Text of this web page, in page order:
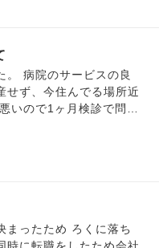
「私だけ除け者にしよ
かりをつけ、行かない
不機嫌で結局私と父だけ
にしていた旅行だった
んできて、「あぁこれは
。子供の頃から私がい
供であるため自分のた
くるような母です。 お
。 病院のサービスの良
せず、今住んでる場所近
いので1ヶ月検診で問題
る予定でいるのです
ており、熱心にお世話を
時間を取って会わせて
場に住んでおり、度々
近日中に取りたかった
まったため ろくに落ち